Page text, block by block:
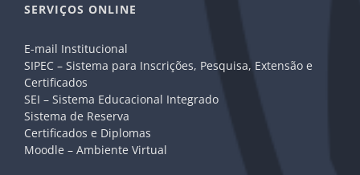
SERVIÇOS ONLINE
E-mail Institucional
SIPEC – Sistema para Inscrições, Pesquisa, Extensão e
Certificados
SEI – Sistema Educacional Integrado
Sistema de Reserva
Certificados e Diplomas
Moodle – Ambiente Virtual